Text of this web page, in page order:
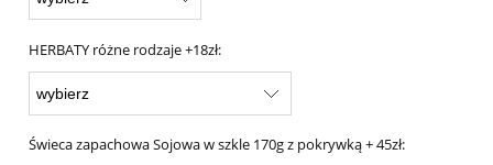
HERBATY różne rodzaje +18zł:
Świeca zapachowa Sojowa w szkle 170g z pokrywką + 45zł: